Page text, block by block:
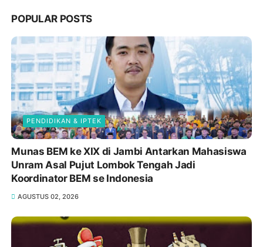
POPULAR POSTS
PENDIDIKAN & IPTEK
Munas BEM ke XIX di Jambi Antarkan Mahasiswa
Unram Asal Pujut Lombok Tengah Jadi
Koordinator BEM se Indonesia
AGUSTUS 02, 2026